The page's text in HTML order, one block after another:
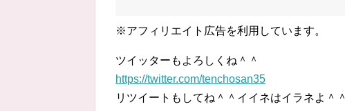
※アフィリエイト広告を利用しています。
ツイッターもよろしくね＾＾
https://twitter.com/tenchosan35
リツイートもしてね＾＾イイネはイラネよ＾＾